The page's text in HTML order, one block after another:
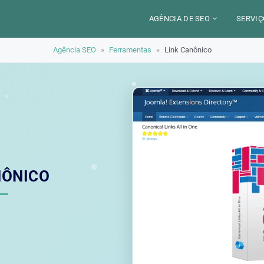
AGÊNCIA DE SEO
LOCALIZAÇÃO
PARIS
LYON
TRABALHO
Agência SEO » Ferramentas » Link Canônico